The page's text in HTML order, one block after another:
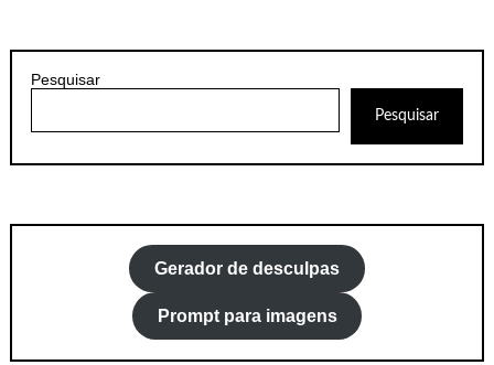
posts
Pesquisar
Pesquisar
Gerador de desculpas
Prompt para imagens